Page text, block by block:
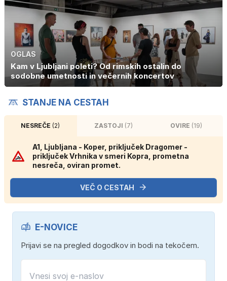
OGLAS
Kam v Ljubljani poleti? Od rimskih ostalin do
sodobne umetnosti in večernih koncertov
STANJE NA CESTAH
NESREČE(2) ZASTOJI (7) OVIRE (19)
A1, Ljubljana - Koper, priključek Dragomer -
priključek Vrhnika v smeri Kopra, prometna
nesreča, oviran promet.
VEČ O CESTAH
E-NOVICE
Prijavi se na pregled dogodkov in bodi na tekočem.